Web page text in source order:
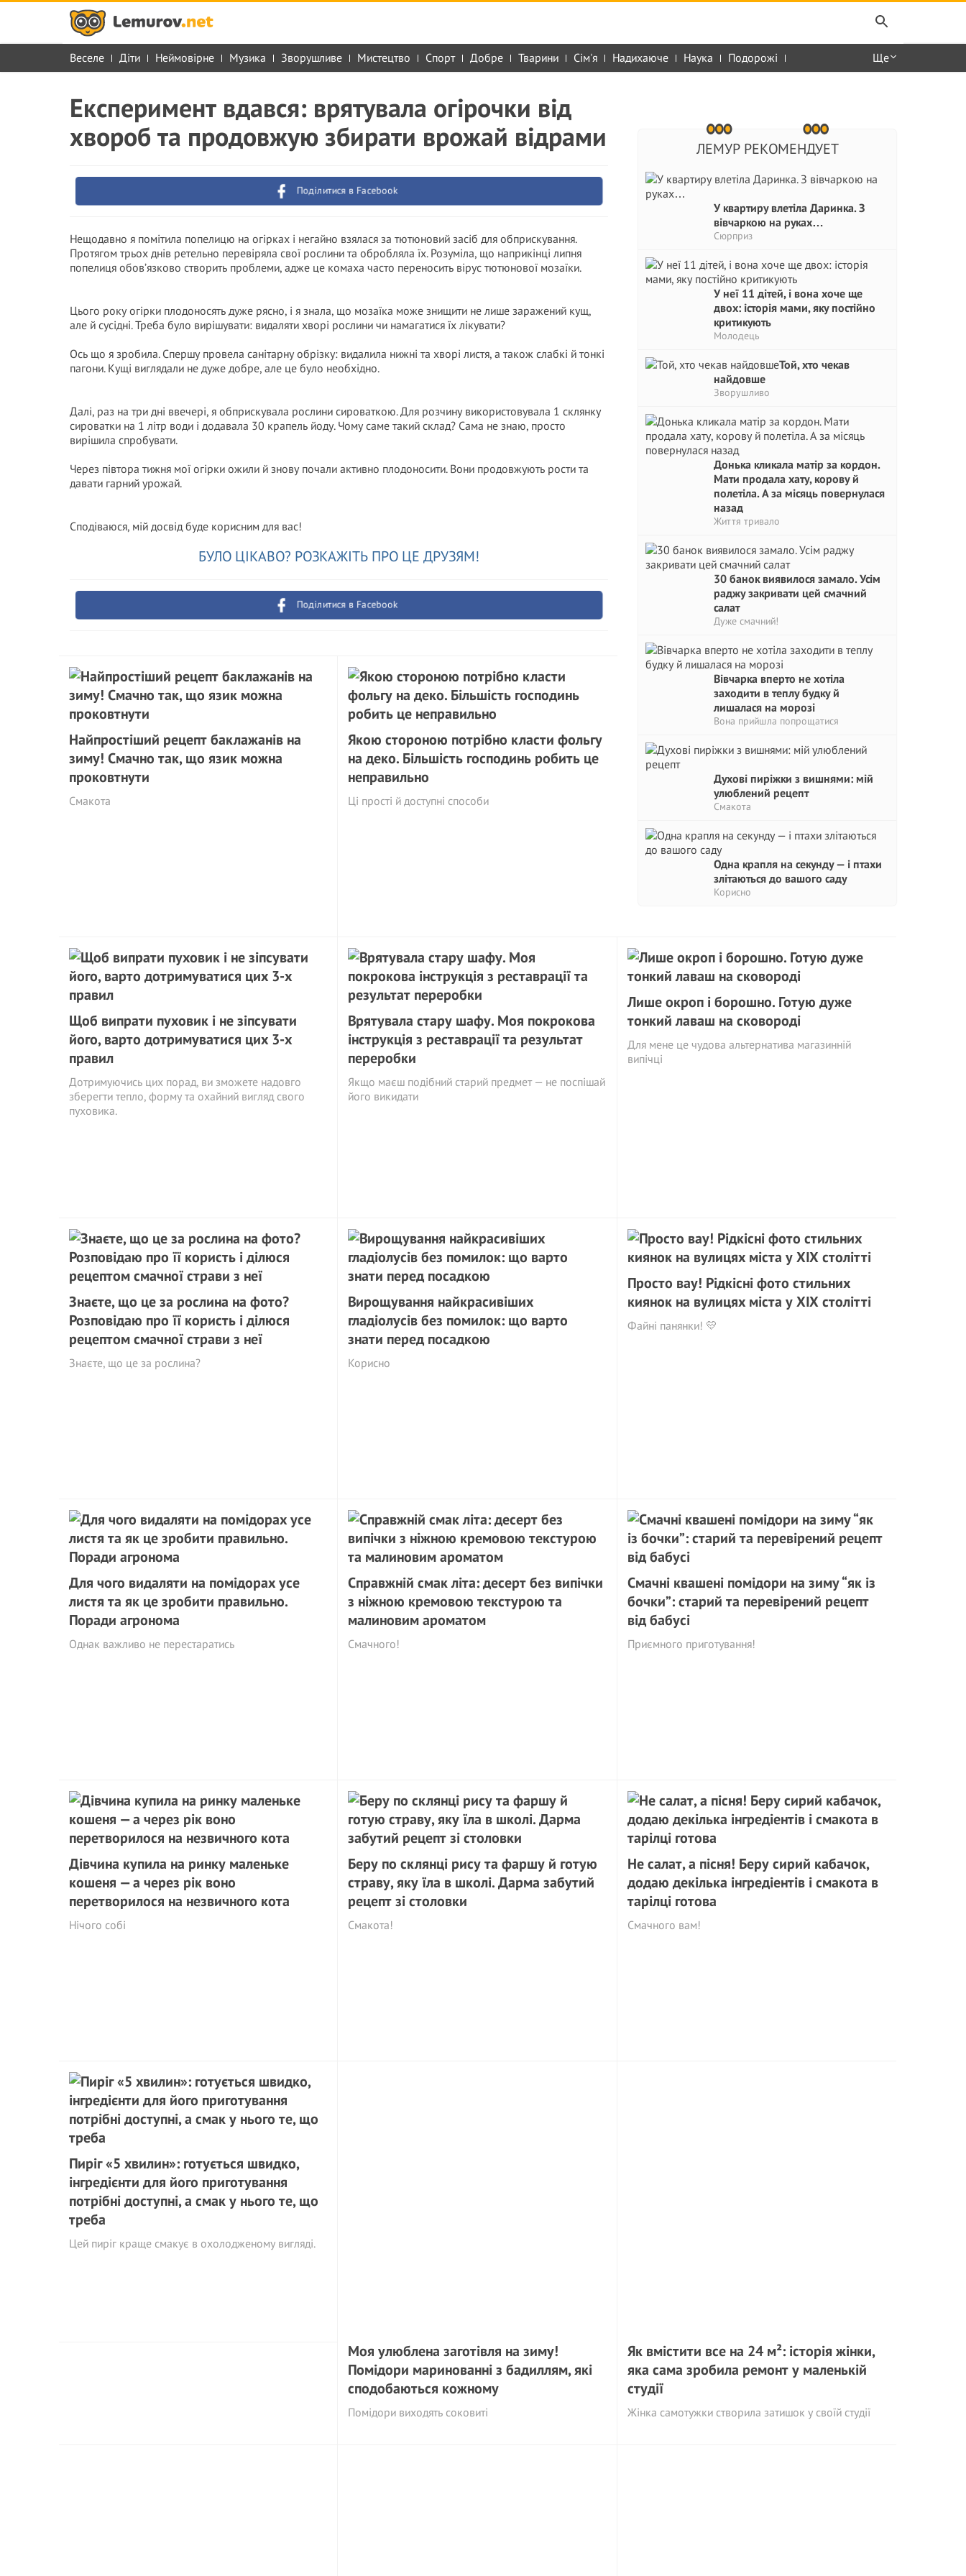
Веселе Діти Неймовірне Музика Зворушливе Мистецтво Спорт Добре Тварини Сім'я Надихаюче Наука Подорожі Ще
ЛЕМУР РЕКОМЕНДУЕТ
У квартиру влетіла Даринка. З
вівчаркою на руках…
Сюрприз
У неї 11 дітей, і вона хоче ще
двох: історія мами, яку постійно
критикують
Молодець
Той, хто чекав
найдовше
Зворушливо
Донька кликала матір за кордон.
Мати продала хату, корову й
полетіла. А за місяць повернулася
назад
Життя тривало
30 банок виявилося замало. Усім
раджу закривати цей смачний
салат
Дуже смачний!
Вівчарка вперто не хотіла
заходити в теплу будку й
лишалася на морозі
Вона прийшла попрощатися
Духові пиріжки з вишнями: мій
улюблений рецепт
Смакота
Одна крапля на секунду — і птахи
злітаються до вашого саду
Корисно
Експеримент вдався: врятувала огірочки від
хвороб та продовжую збирати врожай відрами
Поділитися в Facebook
Нещодавно я помітила попелицю на огірках і негайно взялася за тютюновий засіб для обприскування.
Протягом трьох днів ретельно перевіряла свої рослини та обробляла їх. Розуміла, що наприкінці липня
попелиця обов’язково створить проблеми, адже це комаха часто переносить вірус тютюнової мозаїки.
Цього року огірки плодоносять дуже рясно, і я знала, що мозаїка може знищити не лише заражений кущ,
але й сусідні. Треба було вирішувати: видаляти хворі рослини чи намагатися їх лікувати?
Ось що я зробила. Спершу провела санітарну обрізку: видалила нижні та хворі листя, а також слабкі й тонкі
пагони. Кущі виглядали не дуже добре, але це було необхідно.
Далі, раз на три дні ввечері, я обприскувала рослини сироваткою. Для розчину використовувала 1 склянку
сироватки на 1 літр води і додавала 30 крапель йоду. Чому саме такий склад? Сама не знаю, просто
вирішила спробувати.
Через півтора тижня мої огірки ожили й знову почали активно плодоносити. Вони продовжують рости та
давати гарний урожай.
Сподіваюся, мій досвід буде корисним для вас!
БУЛО ЦІКАВО? РОЗКАЖІТЬ ПРО ЦЕ ДРУЗЯМ!
Поділитися в Facebook
Найпростіший рецепт баклажанів на
зиму! Смачно так, що язик можна
проковтнути
Смакота
Якою стороною потрібно класти фольгу
на деко. Більшість господинь робить це
неправильно
Ці прості й доступні способи
Щоб випрати пуховик і не зіпсувати
його, варто дотримуватися цих 3-х
правил
Дотримуючись цих порад, ви зможете надовго
зберегти тепло, форму та охайний вигляд свого
пуховика.
Врятувала стару шафу. Моя покрокова
інструкція з реставрації та результат
переробки
Якщо маєш подібний старий предмет — не поспішай
його викидати
Лише окроп і борошно. Готую дуже
тонкий лаваш на сковороді
Для мене це чудова альтернатива магазинній
випічці
Знаєте, що це за рослина на фото?
Розповідаю про її користь і ділюся
рецептом смачної страви з неї
Знаєте, що це за рослина?
Вирощування найкрасивіших
гладіолусів без помилок: що варто
знати перед посадкою
Корисно
Просто вау! Рідкісні фото стильних
киянок на вулицях міста у ХІХ столітті
Файні панянки! 💛
Для чого видаляти на помідорах усе
листя та як це зробити правильно.
Поради агронома
Однак важливо не перестаратись
Справжній смак літа: десерт без випічки
з ніжною кремовою текстурою та
малиновим ароматом
Смачного!
Смачні квашені помідори на зиму “як із
бочки”: старий та перевірений рецепт
від бабусі
Приємного приготування!
Дівчина купила на ринку маленьке
кошеня — а через рік воно
перетворилося на незвичного кота
Нічого собі
Беру по склянці рису та фаршу й готую
страву, яку їла в школі. Дарма забутий
рецепт зі столовки
Смакота!
Не салат, а пісня! Беру сирий кабачок,
додаю декілька інгредіентів і смакота в
тарілці готова
Смачного вам!
Пиріг «5 хвилин»: готується швидко,
інгредієнти для його приготування
потрібні доступні, а смак у нього те, що
треба
Цей пиріг краще смакує в охолодженому вигляді.
Моя улюблена заготівля на зиму!
Помідори маринованні з бадиллям, які
сподобаються кожному
Помідори виходять соковиті
Як вмістити все на 24 м²: історія жінки,
яка сама зробила ремонт у маленькій
студії
Жінка самотужки створила затишок у своїй студії